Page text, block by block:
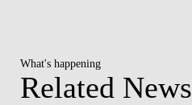
What's happening
Related News